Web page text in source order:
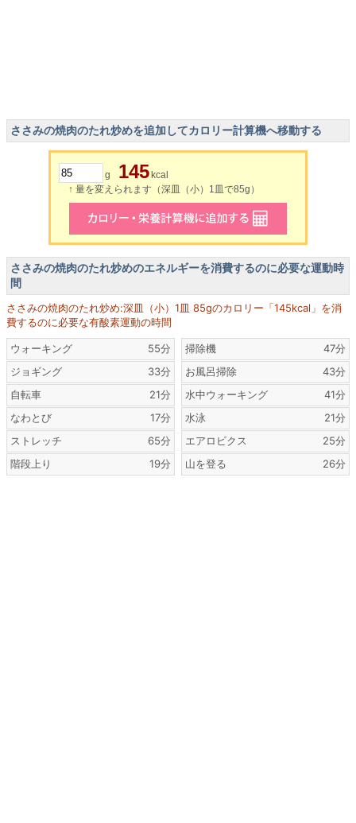
ささみの焼肉のたれ炒めを追加してカロリー計算機へ移動する
g 145 kcal
↑ 量を変えられます（深皿（小）1皿で85g）
ささみの焼肉のたれ炒めのエネルギーを消費するのに必要な運動時
間
ささみの焼肉のたれ炒め:深皿（小）1皿 85gのカロリー「145kcal」を消
費するのに必要な有酸素運動の時間
ウォーキング
55分
ジョギング
33分
自転車
21分
なわとび
17分
ストレッチ
65分
階段上り
19分
掃除機
47分
お風呂掃除
43分
水中ウォーキング
41分
水泳
21分
エアロビクス
25分
山を登る
26分